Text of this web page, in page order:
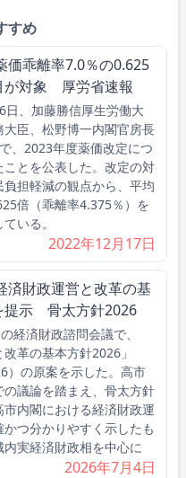
すめ
価乖離率7.0％の0.625
が対象 厚労省速報
、加藤勝信厚生労働大
大臣、松野博一内閣官房長
、2023年度薬価改定につ
ことを公表した。改定の対
担軽減の観点から、平均
倍（乖離率4.375％）を
いる。
2022年12月17日
済財政運営と改革の基
提示 骨太方針2026
経済財政諮問会議で、
改革の基本方針2026」
）の原案を示した。高市
議論を踏まえ、骨太方針
内閣における経済財政運
つ分かりやすく示したも
実経済財政相を中心に
2026年7月4日